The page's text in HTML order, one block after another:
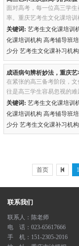
面对高考，每一位高三学
率。重庆艺考生文化课培
经验，希望能帮助正在冲
关键词: 艺考生文化课培训
化课培训机构 高考辅导班
少分 艺考生文化课补习机
成语病句辨析妙法，重庆
在紧张的高三备考阶段，
往是高三学生容易忽视的
聊如何辨析成语病句。一
关键词: 艺考生文化课培训
化课培训机构 高考辅导班
少分 艺考生文化课补习机
首页 1
联系我们
联系人：陈老师
电 话：023-65617666
手 机：151-2305-2016